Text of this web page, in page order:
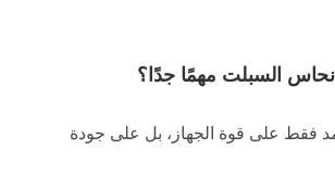
نحاس السبلت مهمًا جدًا؟
فقط على قوة الجهاز، بل على جودة